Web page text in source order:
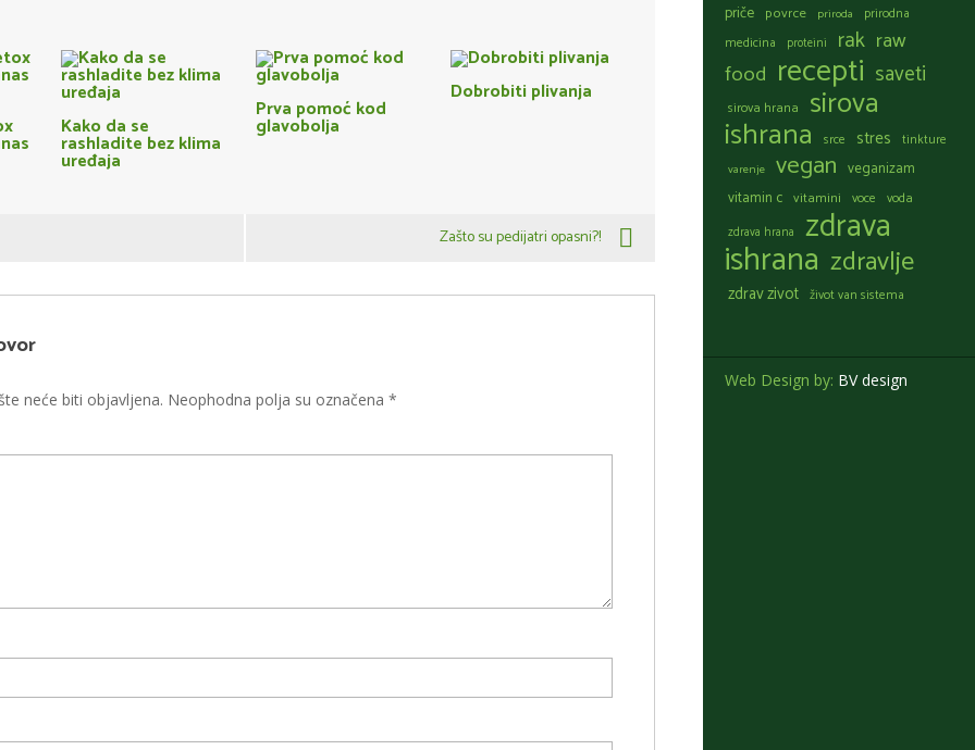
priče povrce priroda
prirodna
medicina
proteini rak raw
food recepti saveti
sirova hrana sirova
ishrana srce stres tinkture
varenje vegan veganizam
vitamin c vitamini voce voda
zdrava hrana zdrava
ishrana zdravlje
zdrav zivot život van sistema
Web Design by: BV design
Kako da se
rashladite bez klima
uređaja
Prva pomoć kod
glavobolja
Dobrobiti plivanja
Zašto su pedijatri opasni?!
neće biti objavljena. Neophodna polja su označena *